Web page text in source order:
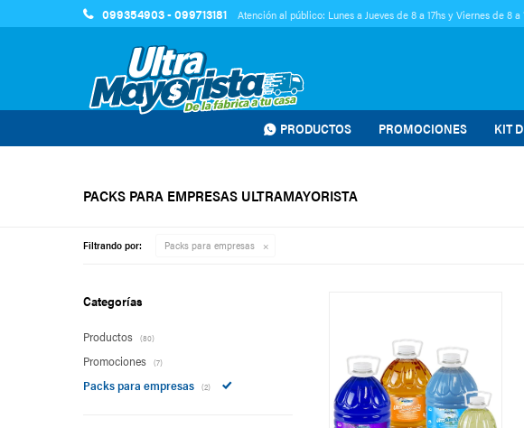
PRODUCTOS PROMOCIONES KIT
099354903 - 099713181 Atención al público: Lunes a Jueves de 8 a 17hs y Viernes de 8 a
PACKS PARA EMPRESAS ULTRAMAYORISTA
Filtrando por: Packs para empresas
Categorías
Productos (80)
Promociones (7)
Packs para empresas (2)